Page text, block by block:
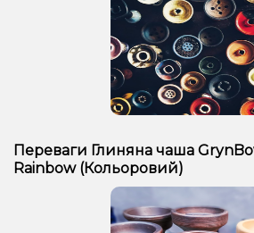
Переваги Глиняна чаша
Rainbow (Кольоровий)